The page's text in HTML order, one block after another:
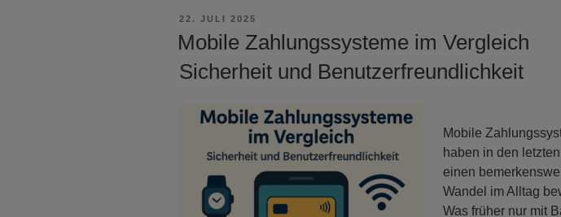
VERÖFFENTLICHT
22. JULI 2025
Mobile Zahlungssysteme im Vergleich
Sicherheit und Benutzerfreundlichkeit
Mobile
haben in den
einen
Wandel im Alltag
Was früher nur mit